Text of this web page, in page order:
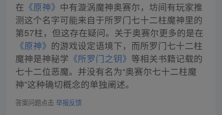
在 《原神》 中有漩涡魔神奥赛尔，坊间有玩家推
测这个名字可能来自于所罗门七十二柱魔神里的
第57柱，但这存在疑问。关于奥赛尔更多的是在
《原神》 的游戏设定语境下，而所罗门七十二柱
魔神是神秘学 《所罗门之钥》 等相关书籍记载的
七十二位恶魔。并没有名为“奥赛尔七十二柱魔
神”这种确切概念的单独阐述。
答案问题点击 举报反馈